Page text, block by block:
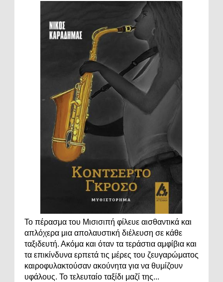
Το πέρασμα του Μισισιπή φίλευε αισθαντικά και
απλόχερα μια απολαυστική διέλευση σε κάθε
ταξιδευτή. Ακόμα και όταν τα τεράστια αμφίβια και
τα επικίνδυνα ερπετά τις μέρες του ζευγαρώματος
καιροφυλακτούσαν ακούνητα για να θυμίζουν
υφάλους. Το τελευταίο ταξίδι μαζί της...